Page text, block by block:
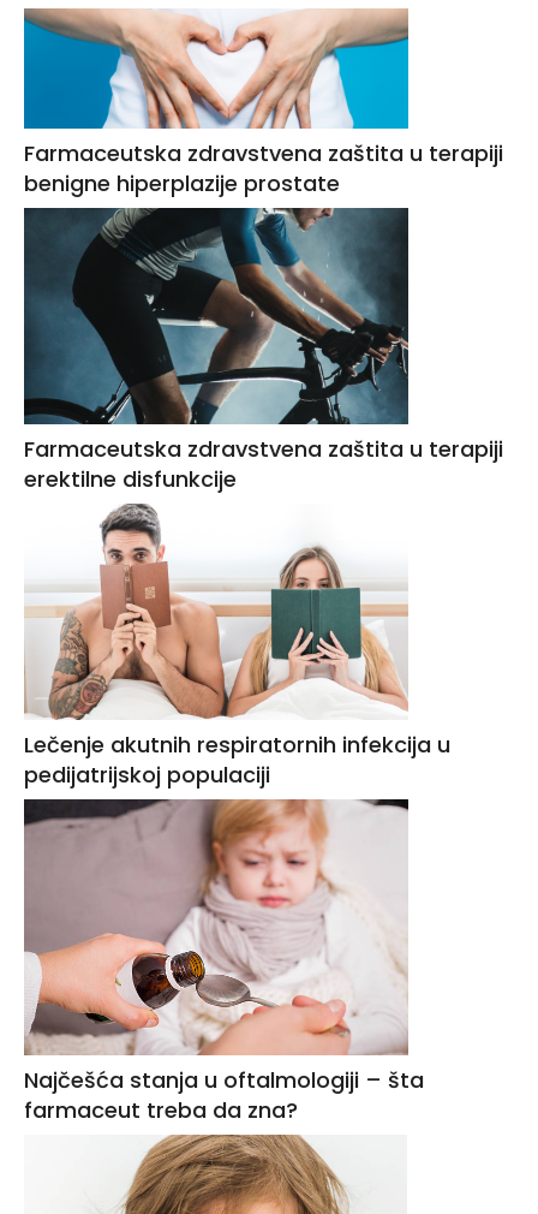
Farmaceutska zdravstvena zaštita u terapiji
benigne hiperplazije prostate
Farmaceutska zdravstvena zaštita u terapiji
erektilne disfunkcije
Lečenje akutnih respiratornih infekcija u
pedijatrijskoj populaciji
Najčešća stanja u oftalmologiji – šta
farmaceut treba da zna?